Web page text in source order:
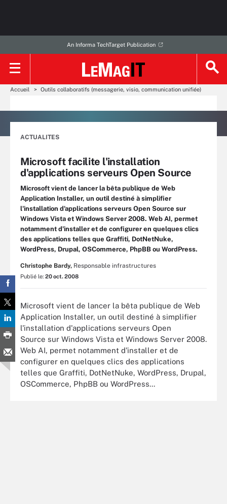
An Informa TechTarget Publication
Accueil Outils collaboratifs (messagerie, visio, communication unifiée)
ACTUALITES
Microsoft facilite l'installation
d'applications serveurs Open Source
Microsoft vient de lancer la bêta publique de Web
Application Installer, un outil destiné à simplifier
l'installation d'applications serveurs Open Source sur
Windows Vista et Windows Server 2008. Web AI, permet
notamment d'installer et de configurer en quelques clics
des applications telles que Graffiti, DotNetNuke,
WordPress, Drupal, OSCommerce, PhpBB ou WordPress.
Christophe Bardy, Responsable infrastructures
Publié le: 20 oct. 2008
Microsoft vient de lancer la bêta publique de Web
Application Installer, un outil destiné à simplifier
l'installation d'applications serveurs Open
Source sur Windows Vista et Windows Server 2008.
Web AI, permet notamment d'installer et de
configurer en quelques clics des applications
telles que Graffiti, DotNetNuke, WordPress, Drupal,
OSCommerce, PhpBB ou WordPress...